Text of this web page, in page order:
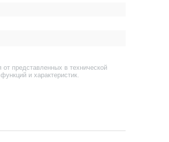
представленных в технической
и характеристик.